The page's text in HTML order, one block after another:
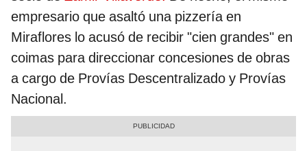
empresario que asaltó una pizzería en
Miraflores lo acusó de recibir "cien grandes" en
coimas para direccionar concesiones de obras
a cargo de Provías Descentralizado y Provías
Nacional.